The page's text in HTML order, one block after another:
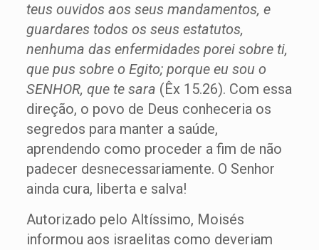
teus ouvidos aos seus mandamentos, e
guardares todos os seus estatutos,
nenhuma das enfermidades porei sobre ti,
que pus sobre o Egito; porque eu sou o
SENHOR, que te sara (Êx 15.26). Com essa
direção, o povo de Deus conheceria os
segredos para manter a saúde,
aprendendo como proceder a fim de não
padecer desnecessariamente. O Senhor
ainda cura, liberta e salva!
Autorizado pelo Altíssimo, Moisés
informou aos israelitas como deveriam